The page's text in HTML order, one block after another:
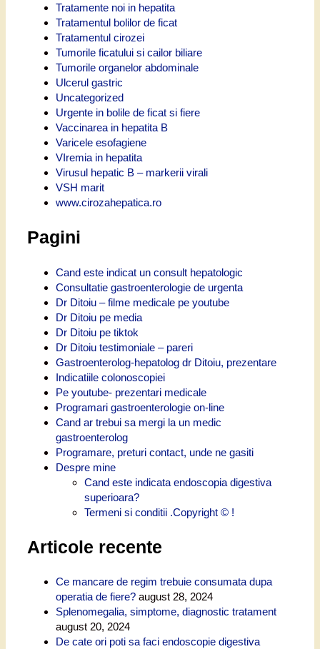
Tratamente noi in hepatita
Tratamentul bolilor de ficat
Tratamentul cirozei
Tumorile ficatului si cailor biliare
Tumorile organelor abdominale
Ulcerul gastric
Uncategorized
Urgente in bolile de ficat si fiere
Vaccinarea in hepatita B
Varicele esofagiene
VIremia in hepatita
Virusul hepatic B – markerii virali
VSH marit
www.cirozahepatica.ro
Pagini
Cand este indicat un consult hepatologic
Consultatie gastroenterologie de urgenta
Dr Ditoiu – filme medicale pe youtube
Dr Ditoiu pe media
Dr Ditoiu pe tiktok
Dr Ditoiu testimoniale – pareri
Gastroenterolog-hepatolog dr Ditoiu, prezentare
Indicatiile colonoscopiei
Pe youtube- prezentari medicale
Programari gastroenterologie on-line
Cand ar trebui sa mergi la un medic
gastroenterolog
Programare, preturi contact, unde ne gasiti
Despre mine
Cand este indicata endoscopia digestiva
superioara?
Termeni si conditii .Copyright © !
Articole recente
Ce mancare de regim trebuie consumata dupa
operatia de fiere? august 28, 2024
Splenomegalia, simptome, diagnostic tratament
august 20, 2024
De cate ori poti sa faci endoscopie digestiva